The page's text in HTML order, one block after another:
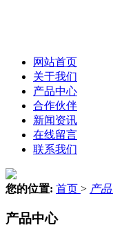
网站首页
关于我们
产品中心
合作伙伴
新闻资讯
在线留言
联系我们
您的位置: 首页 > 产
产品中心